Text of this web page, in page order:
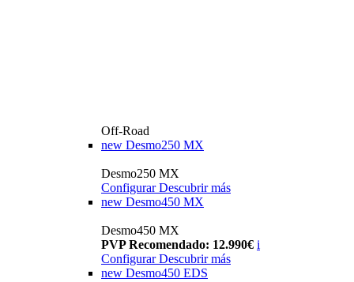
Off-Road
new Desmo250 MX
Desmo250 MX
Configurar Descubrir más
new Desmo450 MX
Desmo450 MX
PVP Recomendado: 12.990€ i
Configurar Descubrir más
new Desmo450 EDS